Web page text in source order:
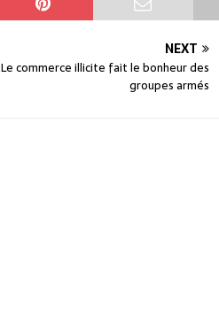
NEXT
Le commerce illicite fait le bonheur des
groupes armés